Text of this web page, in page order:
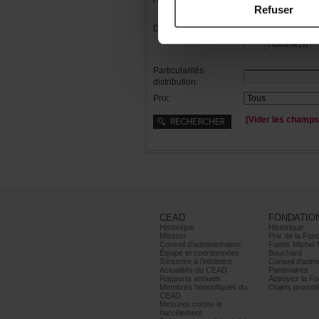
Refuser
Distribution: Femme(s)
Homme(s)
Particularités
distribution:
Prix:
CEAD
Historique
Mission
Conseild’administration
Équipeetcoordonnées
S’inscrireàl’infolettre
ActualitésduCEAD
Rapportsannuels
Membreshonorifiquesdu
CEAD
Mesurescontrele
harcèlement
Historique
Bouchard
Partenaires